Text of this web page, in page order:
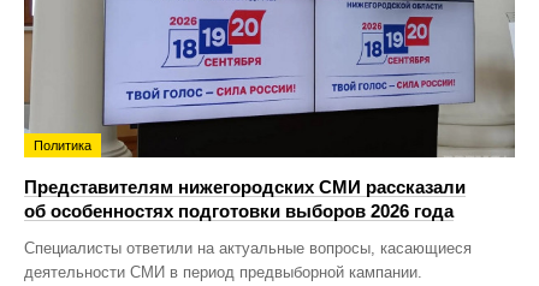
Политика
Представителям нижегородских СМИ рассказали
об особенностях подготовки выборов 2026 года
Специалисты ответили на актуальные вопросы, касающиеся
деятельности СМИ в период предвыборной кампании.